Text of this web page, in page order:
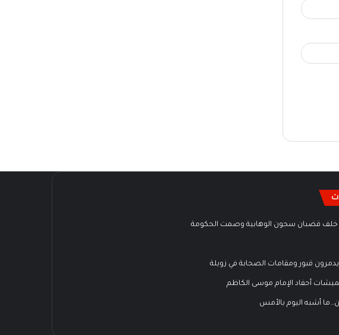
خلف قضبان سجون الوهابية وصمت الحكومة
يدمرون قبور ومقامات الصحابة في زويلة
أحفاد الإمام موسى الكاظم
أشبه اليوم بالأمس